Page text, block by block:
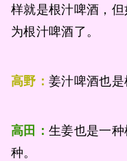
样就是根汁啤酒，
为根汁啤酒了。
高野： 姜汁啤酒也是
高田： 生姜也是一
种。